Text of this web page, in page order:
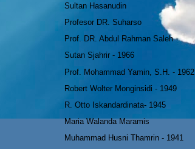
Sultan Hasanudin
Profesor DR. Suharso
Prof. DR. Abdul Rahman Saleh
Sutan Sjahrir - 1966
Prof. Mohammad Yamin, S.H. - 1962
Robert Wolter Monginsidi - 1949
R. Otto Iskandardinata- 1945
Maria Walanda Maramis
Muhammad Husni Thamrin - 1941